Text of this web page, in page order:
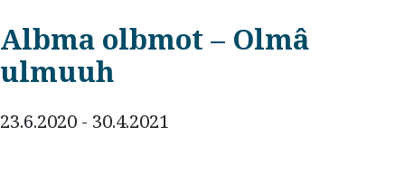
Albma olbmot – Olmâ
ulmuuh
23.6.2020 - 30.4.2021